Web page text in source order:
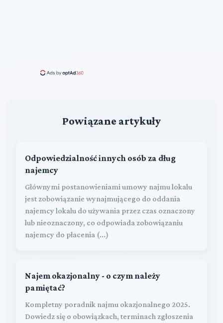
Powiązane artykuły
Odpowiedzialność innych osób za dług
najemcy
Głównymi postanowieniami umowy najmu lokalu
jest zobowiązanie wynajmującego do oddania
najemcy lokalu do używania przez czas oznaczony
lub nieoznaczony, co odpowiada zobowiązaniu
najemcy do płacenia (...)
Najem okazjonalny - o czym należy
pamiętać?
Kompletny poradnik najmu okazjonalnego 2025.
Dowiedz się o obowiązkach, terminach zgłoszenia